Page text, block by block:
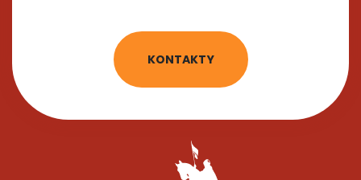
KONTAKTY